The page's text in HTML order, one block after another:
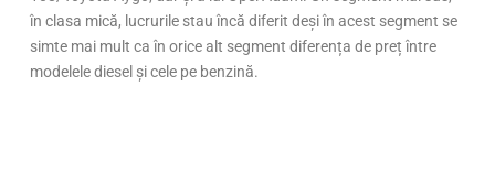
în clasa mică, lucrurile stau încă diferit deși în acest segment se
simte mai mult ca în orice alt segment diferența de preț între
modelele diesel și cele pe benzină.